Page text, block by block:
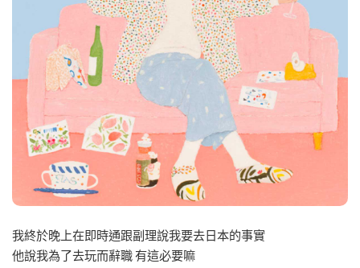
我終於晚上在即時通跟副理說我要去日本的事實
他說我為了去玩而辭職 有這必要嘛